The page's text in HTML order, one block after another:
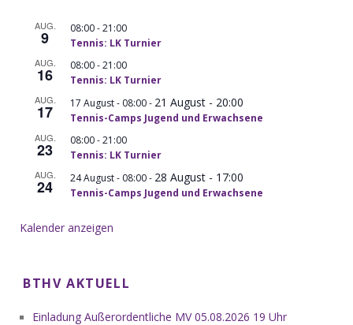
AUG.
9 08:00-21:00
Tennis: LK Turnier
AUG.
16 08:00-21:00
Tennis: LK Turnier
AUG.
17 17 August - 08:00- 21 August - 20:00
Tennis-Camps Jugend und Erwachsene
AUG.
23 08:00-21:00
Tennis: LK Turnier
AUG.
24 24 August - 08:00- 28 August - 17:00
Tennis-Camps Jugend und Erwachsene
Kalender anzeigen
BTHV AKTUELL
Einladung Außerordentliche MV 05.08.2026 19 Uhr